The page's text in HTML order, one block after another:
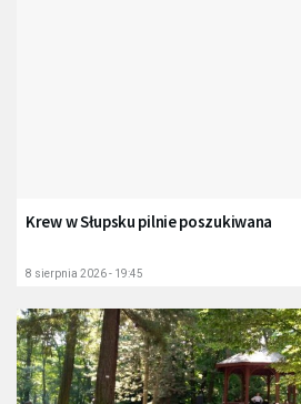
Krew w Słupsku pilnie poszukiwana
8 sierpnia 2026 - 19:45